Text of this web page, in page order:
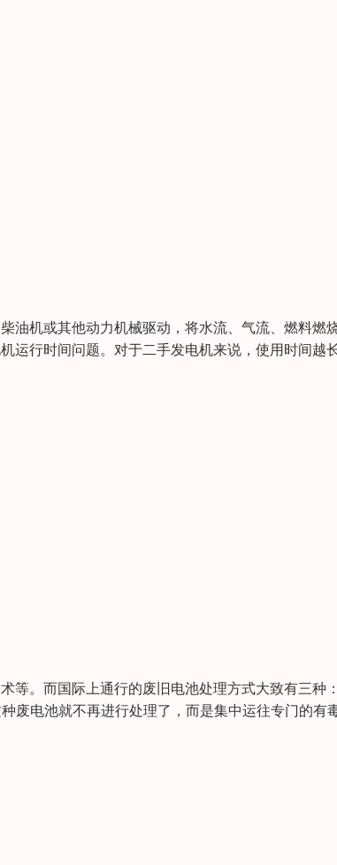
油机或其他动力机械驱动，将水流、气流、燃料燃
运行时间问题。对于二手发电机来说，使用时间越
等。而国际上通行的废旧电池处理方式大致有三种
废电池就不再进行处理了，而是集中运往专门的有